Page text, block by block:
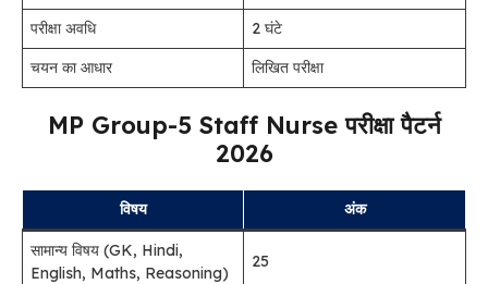
परीक्षा अवधि
2 घंटे
चयन का आधार
लिखित परीक्षा
MP Group-5 Staff Nurse परीक्षा पैटर्न
2026
विषय अंक
सामान्य विषय (GK, Hindi,
English, Maths, Reasoning)
25